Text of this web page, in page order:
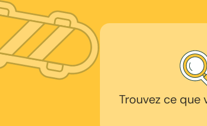
Trouvez ce que